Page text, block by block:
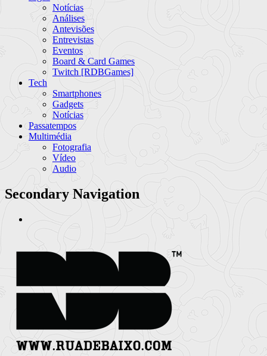
Notícias
Análises
Antevisões
Entrevistas
Eventos
Board & Card Games
Twitch [RDBGames]
Tech
Smartphones
Gadgets
Notícias
Passatempos
Multimédia
Fotografia
Vídeo
Audio
Secondary Navigation